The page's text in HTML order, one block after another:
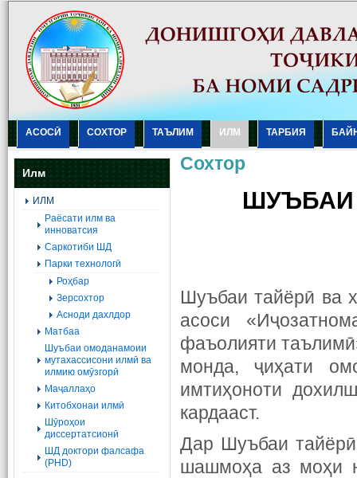
АСОСӢ СОХТОР ТАЪЛИМ ИЛМ ТАРБИЯ
Илм
ИЛМ
Раёсати илм ва
инноватсия
Саркотиби ШД
Парки технологӣ
Роҳбар
Зерсохтор
Асноди дахлдор
Матбаа
Шуъбаи омоданамоии
мутахассисони илмӣ ва
илмию омӯзгорӣ
Маҷаллаҳо
Китобхонаи илмӣ
Шӯроҳои
диссертатсионӣ
ШД доктори фалсафа
(PHD)
Сохтор
ШУЪБАИ
Шуъбаи тайёрӣ ва
асоси
фаъолияти
монда, ҷиҳати
имтиҳоноти
кардааст.
Дар Шуъбаи тайёрӣ
шашмоҳа аз моҳи